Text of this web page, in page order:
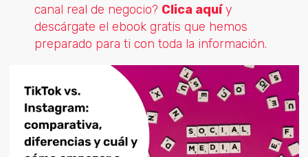
canal real de negocio? Clica aquíy
descárgate el ebook gratis que hemos
preparado para ti con toda la información.